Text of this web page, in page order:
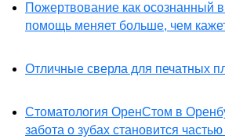
Пожертвование как осознанный
помощь меняет больше, чем
Отличные сверла для печатных
Стоматология ОренСтом в
забота о зубах становится